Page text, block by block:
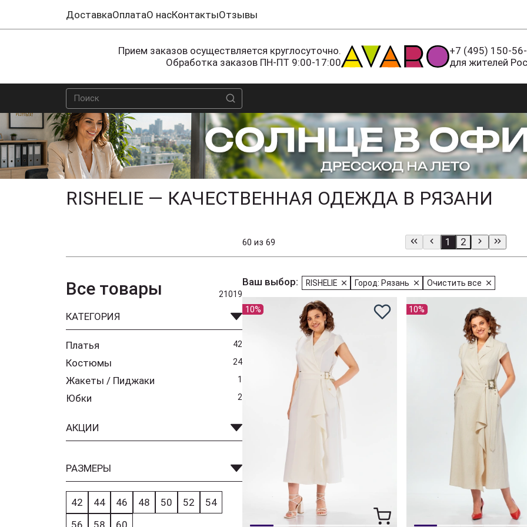
ДоставкаОплатаО насКонтактыОтзывы
Прием заказов осуществляется круглосуточно.
Обработка заказов ПН-ПТ 9:00-17:00
+7 (495) 150-
для жителей
RISHELIE — КАЧЕСТВЕННАЯ ОДЕЖДА В РЯЗАНИ
60 из 69 1 2
Все товары 21019
КАТЕГОРИЯ
Платья 42
Костюмы 24
Жакеты / Пиджаки 1
Юбки 2
АКЦИИ
РАЗМЕРЫ
42 44 46 48 50 52
54
56
58 60
Ваш выбор: RISHELIE Город: Рязань Очистить все
10% 10%